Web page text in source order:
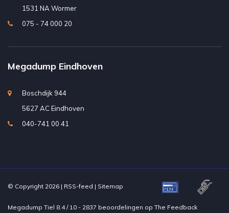
1531 NA Wormer
075 - 74 000 20
Megadump Eindhoven
Boschdijk 944
5627 AC Eindhoven
040-741 00 41
© Copyright 2026 | RSS-feed | Sitemap
Megadump Tiel 8.4/ 10 - 2837 beoordelingen op The Feedback